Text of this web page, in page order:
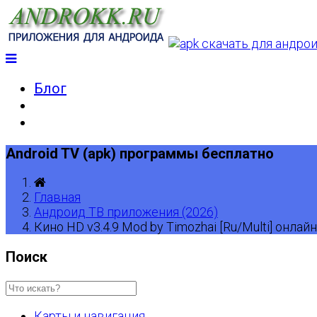
Блог
Android TV (apk) программы бесплатно
Главная
Андроид ТВ приложения (2026)
Кино HD v3.4.9 Mod by Timozhai [Ru/Multi]
Поиск